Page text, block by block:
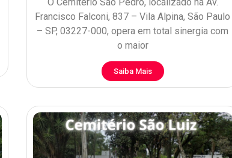
Francisco Falconi, 837 – Vila Alpina, São Paulo
– SP, 03227-000, opera em total sinergia com
o maior
Saiba Mais